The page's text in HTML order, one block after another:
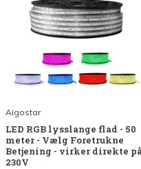
Aigostar
LED RGB lysslange flad - 50
meter - Vælg Foretrukne
Betjening - virker direkte
230V